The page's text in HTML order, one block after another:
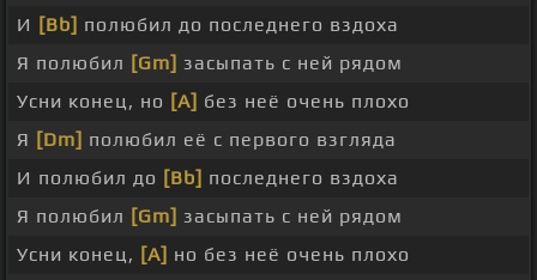
И [Bb] полюбил до последнего вздоха
Я полюбил [Gm] засыпать с ней рядом
Усни конец, но [A] без неё очень плохо
Я [Dm] полюбил её с первого взгляда
И полюбил до [Bb] последнего вздоха
Я полюбил [Gm] засыпать с ней рядом
Усни конец, [A] но без неё очень плохо